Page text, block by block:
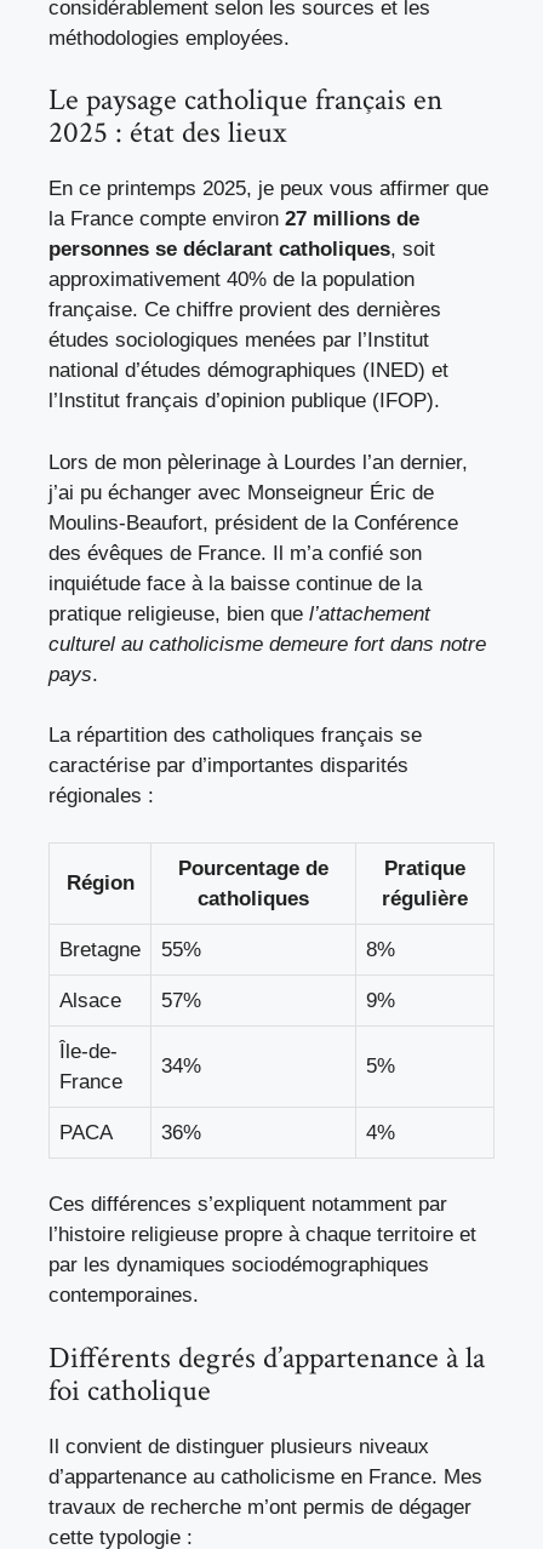
considérablement selon les sources et les
méthodologies employées.
Le paysage catholique français en
2025 : état des lieux
En ce printemps 2025, je peux vous affirmer que
la France compte environ 27 millions de
personnes se déclarant catholiques, soit
approximativement 40% de la population
française. Ce chiffre provient des dernières
études sociologiques menées par l’Institut
national d’études démographiques (INED) et
l’Institut français d’opinion publique (IFOP).
Lors de mon pèlerinage à Lourdes l’an dernier,
j’ai pu échanger avec Monseigneur Éric de
Moulins-Beaufort, président de la Conférence
des évêques de France. Il m’a confié son
inquiétude face à la baisse continue de la
pratique religieuse, bien que l’attachement
culturel au catholicisme demeure fort dans notre
pays.
La répartition des catholiques français se
caractérise par d’importantes disparités
régionales :
Région
Pourcentage de
catholiques
Pratique
régulière
Bretagne 55% 8%
Alsace 57% 9%
Île-de-
France
34% 5%
PACA 36% 4%
Ces différences s’expliquent notamment par
l’histoire religieuse propre à chaque territoire et
par les dynamiques sociodémographiques
contemporaines.
Différents degrés d’appartenance à la
foi catholique
Il convient de distinguer plusieurs niveaux
d’appartenance au catholicisme en France. Mes
travaux de recherche m’ont permis de dégager
cette typologie :